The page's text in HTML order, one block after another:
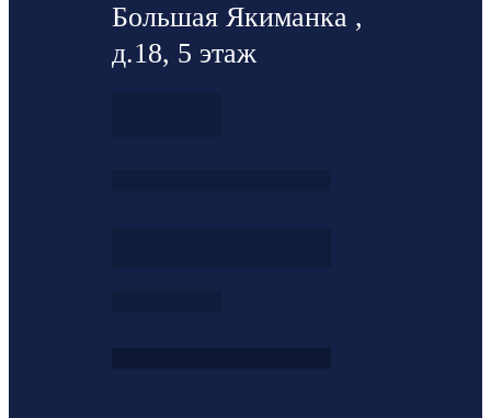
Большая Якиманка ,
д.18, 5 этаж